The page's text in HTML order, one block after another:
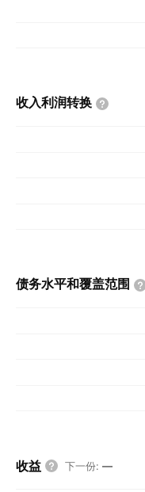
收入利润转换
债务水平和覆盖范围
收益 下一份: —